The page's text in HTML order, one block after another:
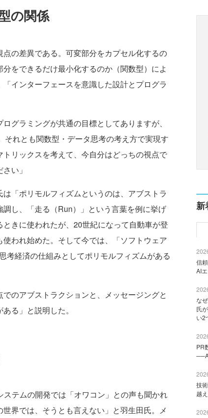
の関係
の差異である。可変部分をカプセル化するの
をできるだけ最小化するのか（関数型）によ
インターフェースを意識した設計とプログラ
グラミングが共通の目標としてありますが、
れとも関数型・データ思考の考え方で実現す
リックスを考えて、今自分はどっちの視点で
い」
「ポリモルフィズムというのは、アブストラ
し、「走る（Run）」という言葉を例に挙げ
きに使われたが、20世紀になって自動車が登
われ始めた。そして今では、「ソフトウェア
考経済の仕組みとしてポリモルフィズムがある
のアブストラクションと、メッセージングと
る」と説明した。
テムの開発では「オワコン」との声も聞かれ
界では、そうとも言えない」と羽生田氏。メ
新
信
AI
な
氏
い2
PR
技
越